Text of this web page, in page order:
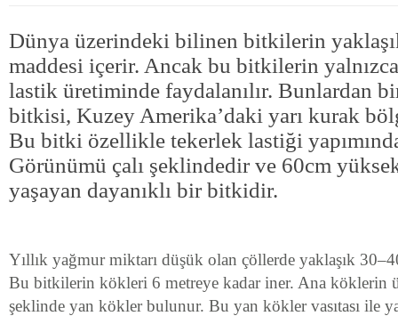
Dünya üzerindeki bilinen bitkilerin
maddesi içerir. Ancak bu bitkilerin
lastik üretiminde faydalanılır. Bunlardan
bitkisi, Kuzey Amerika’daki yarı kurak
Bu bitki özellikle tekerlek lastiği
Görünümü çalı şeklindedir ve 60cm
yaşayan dayanıklı bir bitkidir.
Yıllık yağmur miktarı düşük olan çöllerde yaklaşık
Bu bitkilerin kökleri 6 metreye kadar iner. Ana köklerin
şeklinde yan kökler bulunur. Bu yan kökler vasıtası ile